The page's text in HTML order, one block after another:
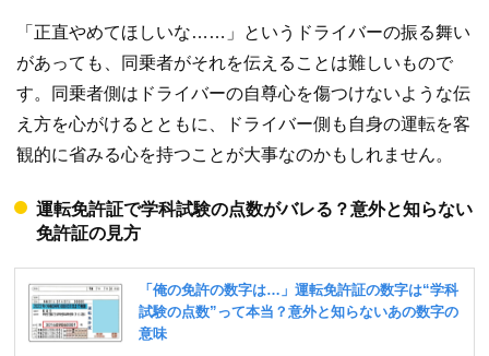
「正直やめてほしいな……」というドライバーの振る舞い
があっても、同乗者がそれを伝えることは難しいもので
す。同乗者側はドライバーの自尊心を傷つけないような伝
え方を心がけるとともに、ドライバー側も自身の運転を客
観的に省みる心を持つことが大事なのかもしれません。
運転免許証で学科試験の点数がバレる？意外と知らない
免許証の見方